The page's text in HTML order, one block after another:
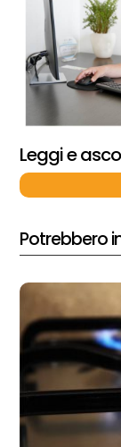
Leggi e
Potrebbero